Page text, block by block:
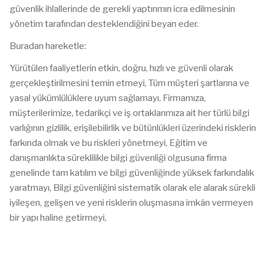
güvenlik ihlallerinde de gerekli yaptırımın icra edilmesinin
yönetim tarafından desteklendiğini beyan eder.
Buradan hareketle:
Yürütülen faaliyetlerin etkin, doğru, hızlı ve güvenli olarak
gerçekleştirilmesini temin etmeyi, Tüm müşteri şartlarına ve
yasal yükümlülüklere uyum sağlamayı, Firmamıza,
müşterilerimize, tedarikçi ve iş ortaklarımıza ait her türlü bilgi
varlığının gizlilik, erişilebilirlik ve bütünlükleri üzerindeki risklerin
farkında olmak ve bu riskleri yönetmeyi, Eğitim ve
danışmanlıkta süreklilikle bilgi güvenliği olgusuna firma
genelinde tam katılım ve bilgi güvenliğinde yüksek farkındalık
yaratmayı, Bilgi güvenliğini sistematik olarak ele alarak sürekli
iyileşen, gelişen ve yeni risklerin oluşmasına imkân vermeyen
bir yapı haline getirmeyi,